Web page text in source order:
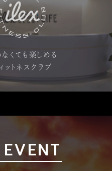
くても楽しめる
ットネスクラブ